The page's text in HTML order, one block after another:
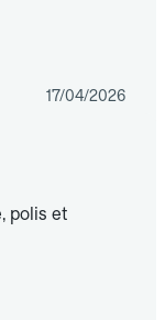
17/04/2026
polis et